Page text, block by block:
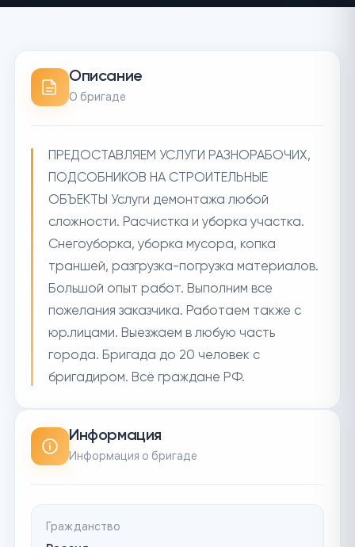
Описание
О бригаде
ПРЕДОСТАВЛЯЕМ УСЛУГИ РАЗНОРАБОЧИХ,
ПОДСОБНИКОВ НА СТРОИТЕЛЬНЫЕ
ОБЪЕКТЫ Услуги демонтажа любой
сложности. Расчистка и уборка участка.
Снегоуборка, уборка мусора, копка
траншей, разгрузка-погрузка материалов.
Большой опыт работ. Выполним все
пожелания заказчика. Работаем также с
юр.лицами. Выезжаем в любую часть
города. Бригада до 20 человек с
бригадиром. Всё граждане РФ.
Информация
Информация о бригаде
Гражданство